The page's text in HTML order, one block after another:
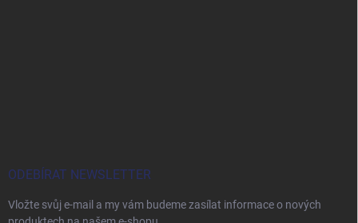
ODEBÍRAT NEWSLETTER
Vložte svůj e-mail a my vám budeme zasílat informace o nových